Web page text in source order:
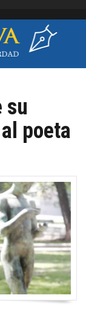
su
poeta